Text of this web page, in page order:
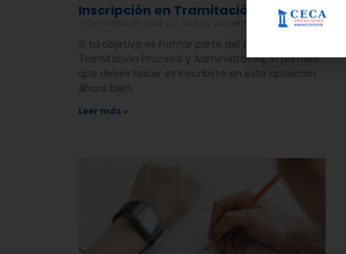
Inscripción en Tramitación Procesal
Si tu objetivo es formar parte del cuerpo de
Tramitación Procesal y Administrativa, lo primero
que debes hacer es inscribirte en esta oposición.
Ahora bien,
Leer más »